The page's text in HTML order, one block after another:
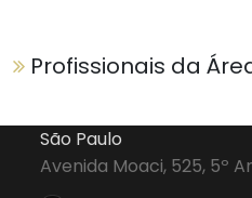
Profissionais da
São Paulo
Avenida Moaci, 525, 5º